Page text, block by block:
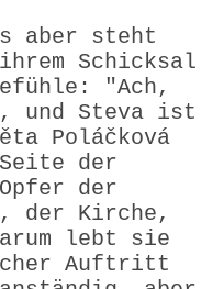
aber steht
Schicksal
"Ach,
und Steva ist
Poláčková
der
der
der Kirche,
lebt sie
Auftritt